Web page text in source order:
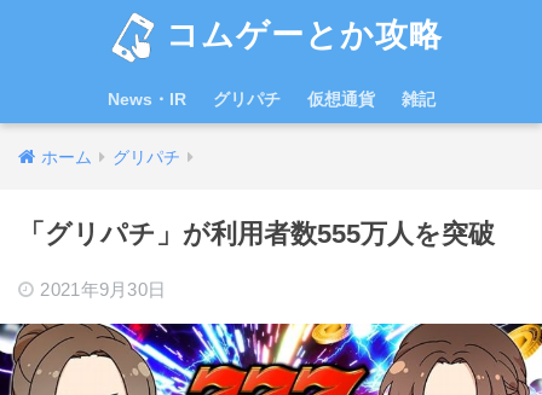
コムゲーとか攻略
News・IR グリパチ 仮想通貨 雑記
ホーム グリパチ
「グリパチ」が利用者数555万人を突破
2021年9月30日